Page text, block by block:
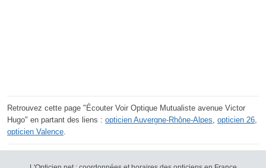
Retrouvez cette page "Écouter Voir Optique Mutualiste avenue Victor
Hugo" en partant des liens : opticien Auvergne-Rhône-Alpes, opticien 26,
opticien Valence.